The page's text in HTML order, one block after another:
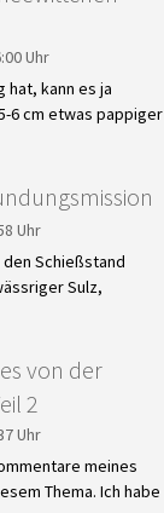
Uhr
hat, kann es ja
6 cm etwas pappiger
Uhr
den Schießstand
Sulz,
von der
2
Uhr
meines
Thema. Ich habe